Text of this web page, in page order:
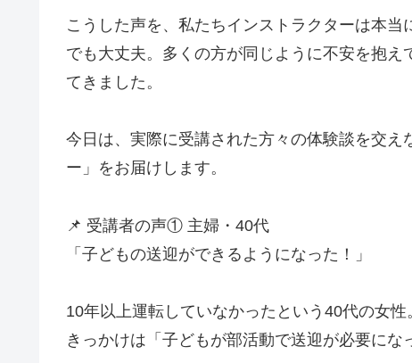
こうした声を、私たちインストラクターは本当
でも大丈夫。多くの方が同じように不安を抱
てきました。
今日は、実際に受講された方々の体験談を交
ー」をお届けします。
📌 受講者の声① 主婦・40代
「子どもの送迎ができるようになった！」
10年以上運転していなかったという40代の女性
きっかけは「子どもが部活動で送迎が必要にな